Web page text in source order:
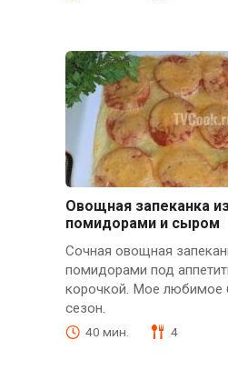
Овощная запеканка
помидорами и сыром
Сочная овощная
помидорами под
корочкой. Мое любимое
сезон.
40 мин. 4